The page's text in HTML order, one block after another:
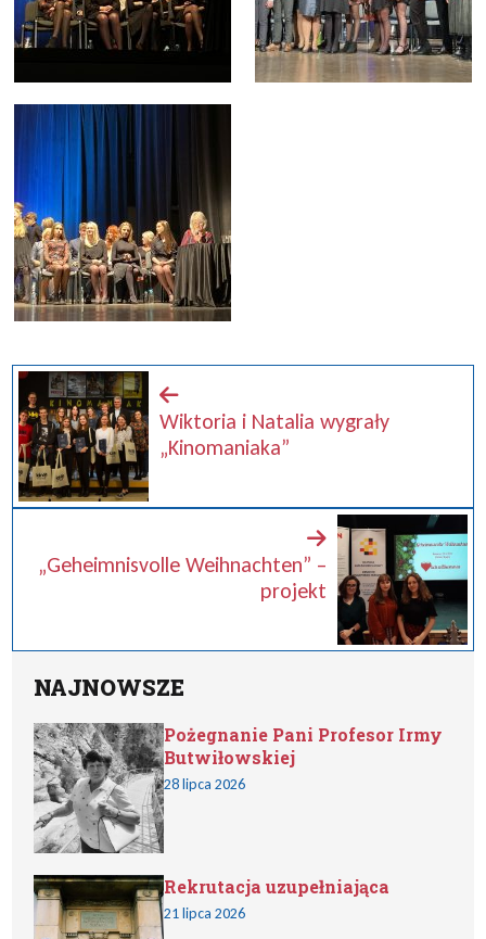
Wiktoria i Natalia wygrały
„Kinomaniaka”
„Geheimnisvolle Weihnachten” –
projekt
NAJNOWSZE
Pożegnanie Pani Profesor Irmy
Butwiłowskiej
28 lipca 2026
Rekrutacja uzupełniająca
21 lipca 2026